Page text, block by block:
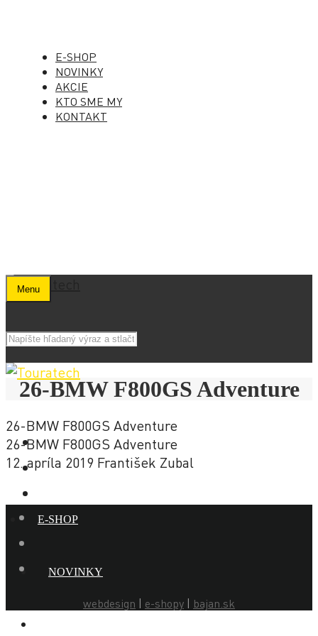
E-SHOP
NOVINKY
AKCIE
KTO SME MY
KONTAKT
Menu
E-SHOP
NOVINKY
26-BMW F800GS Adventure
26-BMW F800GS Adventure
26-BMW F800GS Adventure
12. apríla 2019 František Zubal
webdesign | e-shopy | bajan.sk